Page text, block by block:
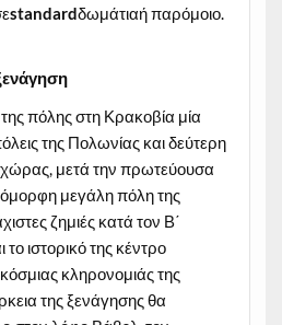
standardδωμάτιαή παρόμοιο.
πόλης στη Κρακοβία μία
της Πολωνίας και δεύτερη
μετά την πρωτεύουσα
όμορφη μεγάλη πόλη της
ζημιές κατά τον Β΄
ιστορικό της κέντρο
κληρονομιάς της
της ξενάγησης θα